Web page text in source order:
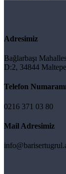
Adresimiz
Bağlarbaşı
D:2, 34844
Telefon
0216 371 03 80
Mail Adresimiz